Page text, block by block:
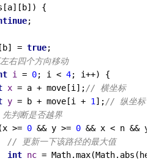
{
;
=
true;
右四个方向移动
i = 0; i < 4; i++) {
x = a + move[i];// 横坐标
y = b + move[i + 1];// 纵坐标
判断是否越界
(x >= 0 && y >= 0 && x < n && y
// 更新一下该路径的最大值
int nc =